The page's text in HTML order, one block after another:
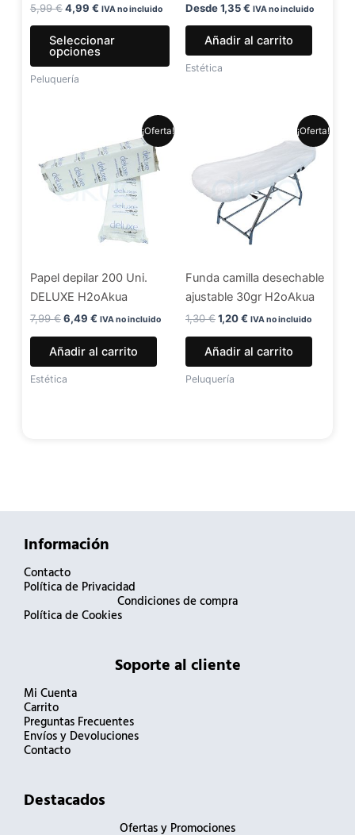
5,99€4,99 € IVA no incluido
Seleccionar
opciones
la
página
de
Peluquería
Desde1,35€ IVA no incluido
Añadir al carrito
Estética
¡Oferta!
Papel depilar 200 Uni.
DELUXE H2oAkua
7,99€
original
era:
7,99 €.
6,49 €
precio
actual
es:
6,49 €.
IVA no incluido
Añadir al carrito
Estética
¡Oferta!
Funda camilla desechable
ajustable 30gr H2oAkua
1,30€
original
era:
1,20€
actual
1,20 €.
IVA no incluido
Añadir al carrito
Peluquería
Información
Contacto
Política de Privacidad
Condiciones de compra
Política de Cookies
Soporte al cliente
Mi Cuenta
Carrito
Preguntas Frecuentes
Envíos y Devoluciones
Contacto
Destacados
Ofertas y Promociones